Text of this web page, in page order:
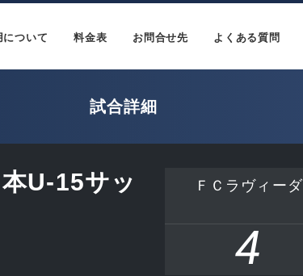
について 料金表 お問合せ先 よくある質問
試合詳細
U-15サッ
ＦＣラヴィーダ
4